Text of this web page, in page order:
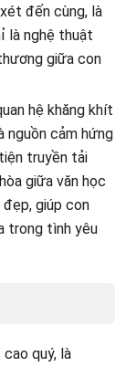
đến cùng, là
là nghệ thuật
giữa con
hệ khăng khít
nguồn cảm hứng
truyền tải
giữa văn học
giúp con
trong tình yêu
quý, là